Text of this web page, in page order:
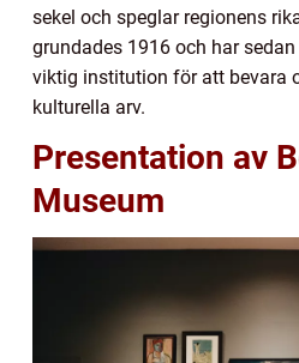
sekel och speglar regionens
grundades 1916 och har
viktig institution för att bevara
kulturella arv.
Presentation av
Museum